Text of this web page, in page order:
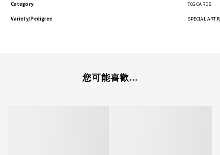
Category TCG CARDS
Variety/Pedigree SPECIAL ART
您可能喜歡...